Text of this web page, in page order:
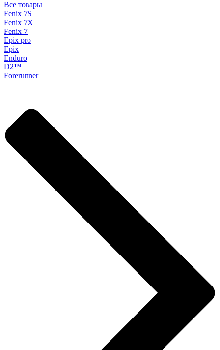
Все товары
Fenix 7S
Fenix 7X
Fenix 7
Epix pro
Epix
Enduro
D2™
Forerunner